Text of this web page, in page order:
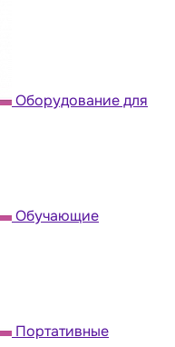
Оборудование для
Обучающие
Портативные